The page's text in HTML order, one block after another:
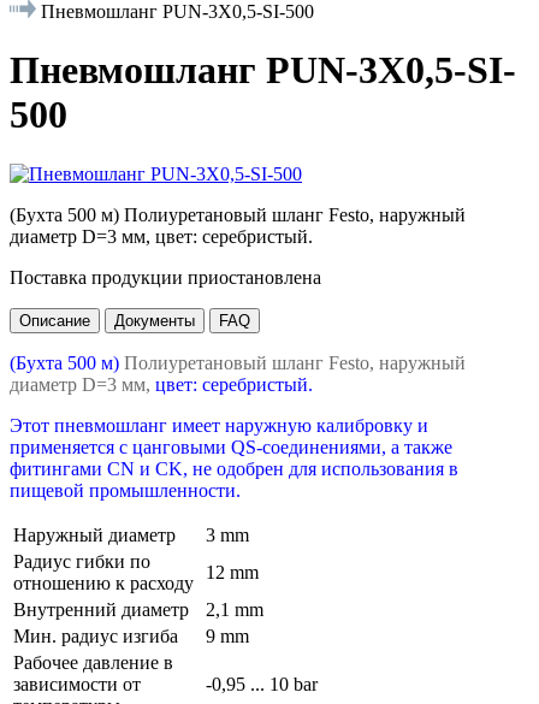
Пневмошланг PUN-3X0,5-SI-500
Пневмошланг PUN-3X0,5-SI-
500
(Бухта 500 м) Полиуретановый шланг Festo, наружный
диаметр D=3 мм, цвет: серебристый.
Поставка продукции приостановлена
Описание Документы FAQ
(Бухта 500 м) Полиуретановый шланг Festo, наружный
диаметр D=3 мм, цвет: серебристый.
Этот пневмошланг имеет наружную калибровку и
применяется с цанговыми QS-соединениями, а также
фитингами CN и CK, не одобрен для использования в
пищевой промышленности.
Наружный диаметр
3 mm
Радиус гибки по
отношению к расходу
12 mm
Внутренний диаметр
2,1 mm
Мин. радиус изгиба
9 mm
Рабочее давление в
зависимости от
-0,95 ... 10 bar